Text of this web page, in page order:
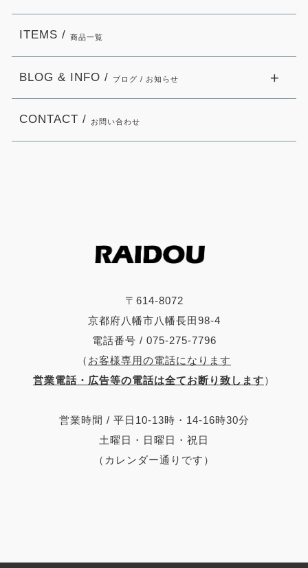
〒614-8072
京都府八幡市八幡長田98-4
電話番号 / 075-275-7796
（ お客様専用の電話になります
営業電話・広告等の電話は全てお断り致します）
営業時間 / 平日10-13時・14-16時30分
土曜日・日曜日・祝日
（カレンダー通りです）
ITEMS / 商品一覧
BLOG & INFO / ブログ / お知らせ
CONTACT / お問い合わせ